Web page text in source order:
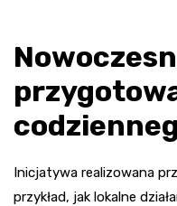
Inicjatywa realizowana
przykład, jak lokalne